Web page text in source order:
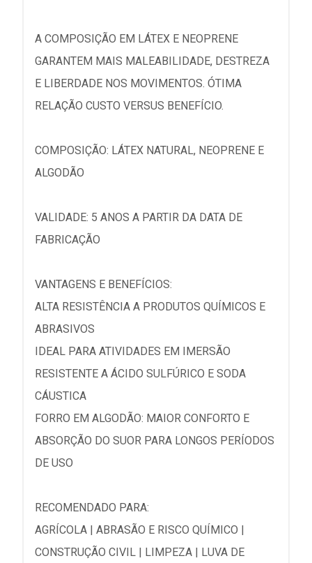
A COMPOSIÇÃO EM LÁTEX E NEOPRENE
GARANTEM MAIS MALEABILIDADE, DESTREZA
E LIBERDADE NOS MOVIMENTOS. ÓTIMA
RELAÇÃO CUSTO VERSUS BENEFÍCIO.
COMPOSIÇÃO: LÁTEX NATURAL, NEOPRENE E
ALGODÃO
VALIDADE: 5 ANOS A PARTIR DA DATA DE
FABRICAÇÃO
VANTAGENS E BENEFÍCIOS:
ALTA RESISTÊNCIA A PRODUTOS QUÍMICOS E
ABRASIVOS
IDEAL PARA ATIVIDADES EM IMERSÃO
RESISTENTE A ÁCIDO SULFÚRICO E SODA
CÁUSTICA
FORRO EM ALGODÃO: MAIOR CONFORTO E
ABSORÇÃO DO SUOR PARA LONGOS PERÍODOS
DE USO
RECOMENDADO PARA:
AGRÍCOLA | ABRASÃO E RISCO QUÍMICO |
CONSTRUÇÃO CIVIL | LIMPEZA | LUVA DE